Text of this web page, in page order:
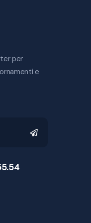
per
e